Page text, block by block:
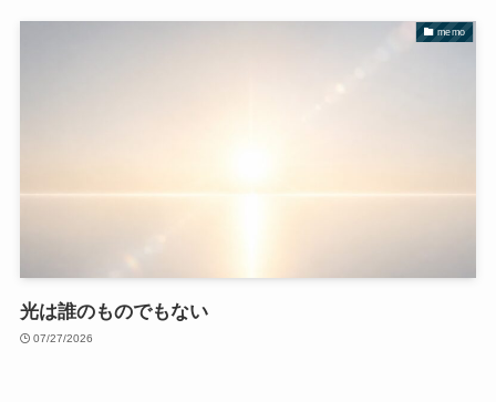
memo
光は誰のものでもない
07/27/2026